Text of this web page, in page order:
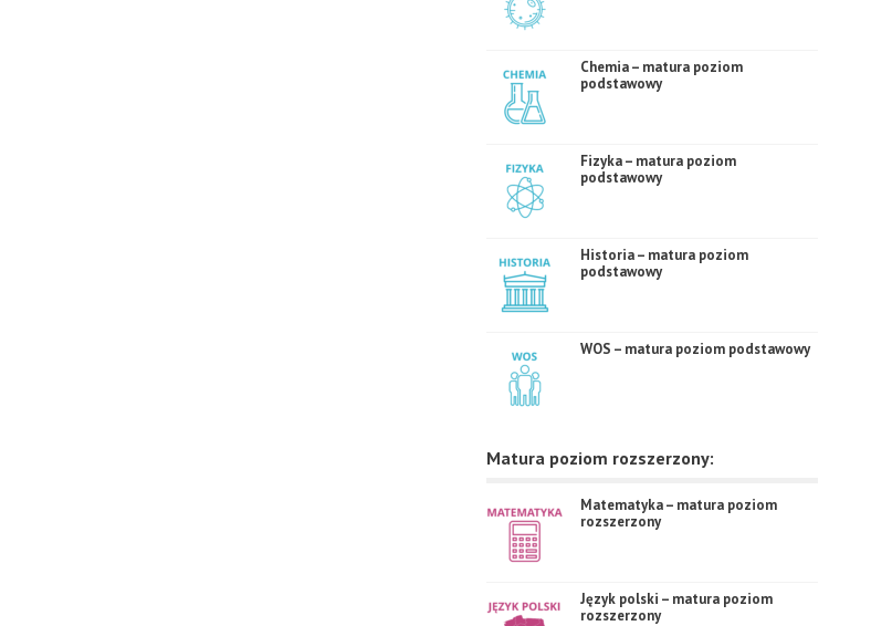
Chemia – matura poziom
podstawowy
Fizyka – matura poziom
podstawowy
Historia – matura poziom
podstawowy
WOS – matura poziom podstawowy
Matura poziom rozszerzony:
Matematyka – matura poziom
rozszerzony
Język polski – matura poziom
rozszerzony